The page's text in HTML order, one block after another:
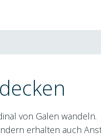
von Galen wandeln.
erhalten auch